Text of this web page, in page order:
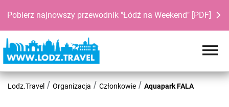
Pobierz najnowszy przewodnik "Łódź na Weekend" [PDF]
Lodz.Travel Organizacja Członkowie Aquapark FALA